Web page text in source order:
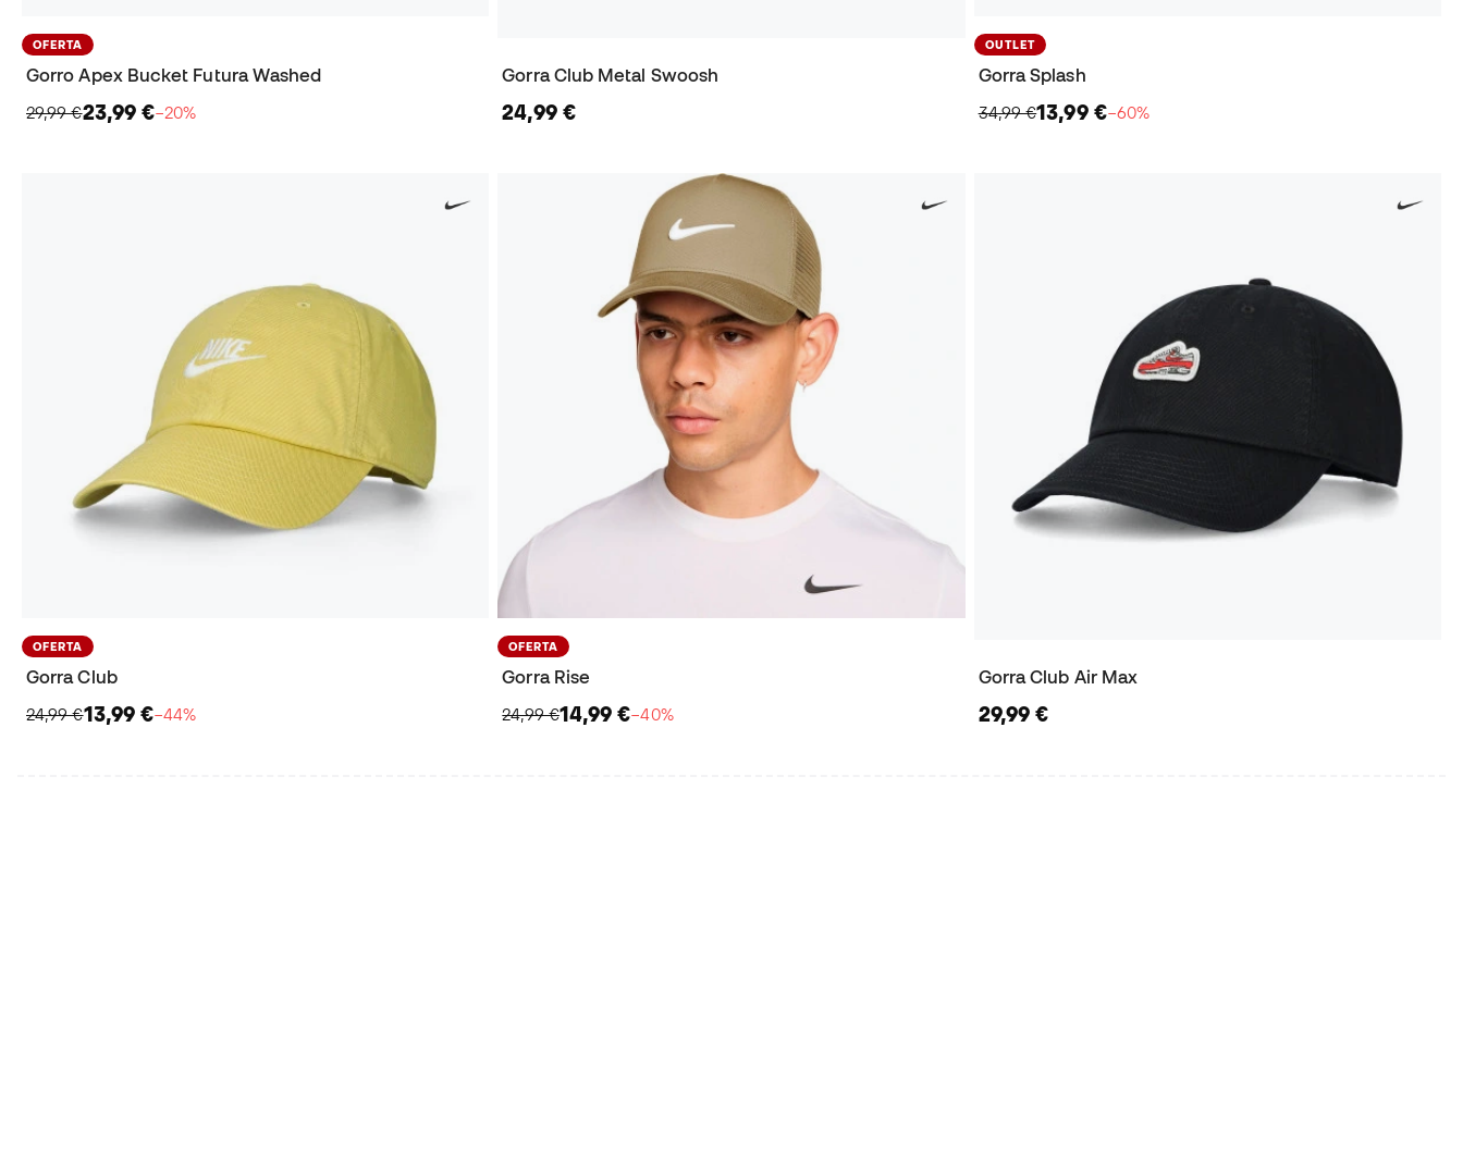
OFERTA
Gorro Apex Bucket Futura Washed
29,99 €23,99 €−20%
Gorra Club Metal Swoosh
24,99 €
OUTLET
Gorra Splash
34,99 €13,99 €−60%
OFERTA
Gorra Club
24,99 €13,99 €−44%
OFERTA
Gorra Rise
24,99 €14,99 €−40%
Gorra Club Air Max
29,99 €